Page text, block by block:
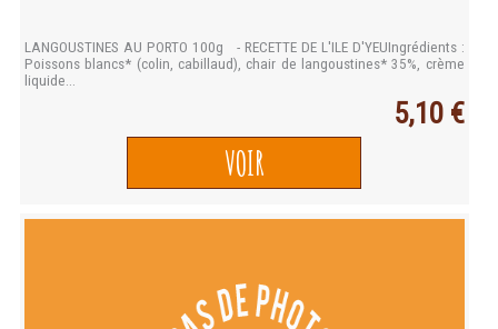
LANGOUSTINES AU PORTO 100g - RECETTE DE L'ILE D'YEUIngrédients :
Poissons blancs* (colin, cabillaud), chair de langoustines* 35%, crème
liquide...
5,10 €
VOIR